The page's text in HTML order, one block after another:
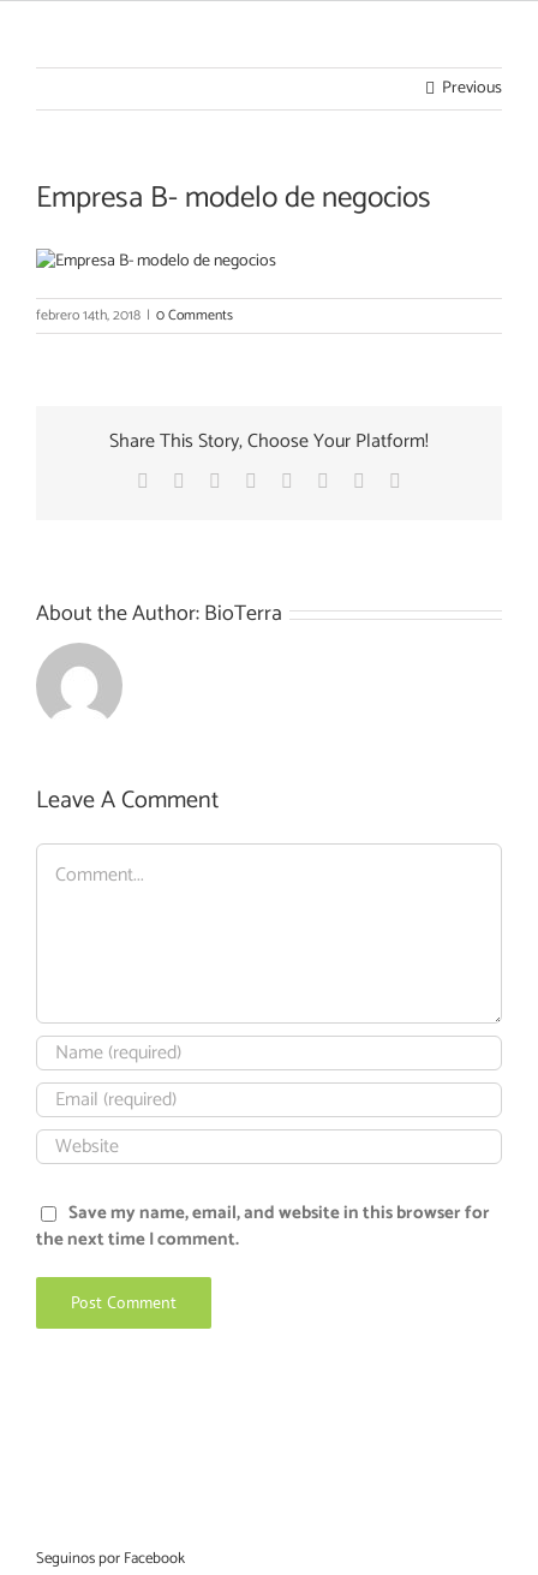
Previous
Empresa B- modelo de negocios
febrero 14th, 2018 | 0 Comments
Share This Story, Choose Your Platform!
Facebook Reddit LinkedIn
TumblrPinterest
About the Author:BioTerra
Leave A Comment
Comment
Save my name, email, and website in this browser for
the next time I comment.
Seguinos por Facebook